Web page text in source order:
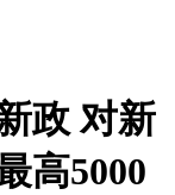
政 对新
高5000